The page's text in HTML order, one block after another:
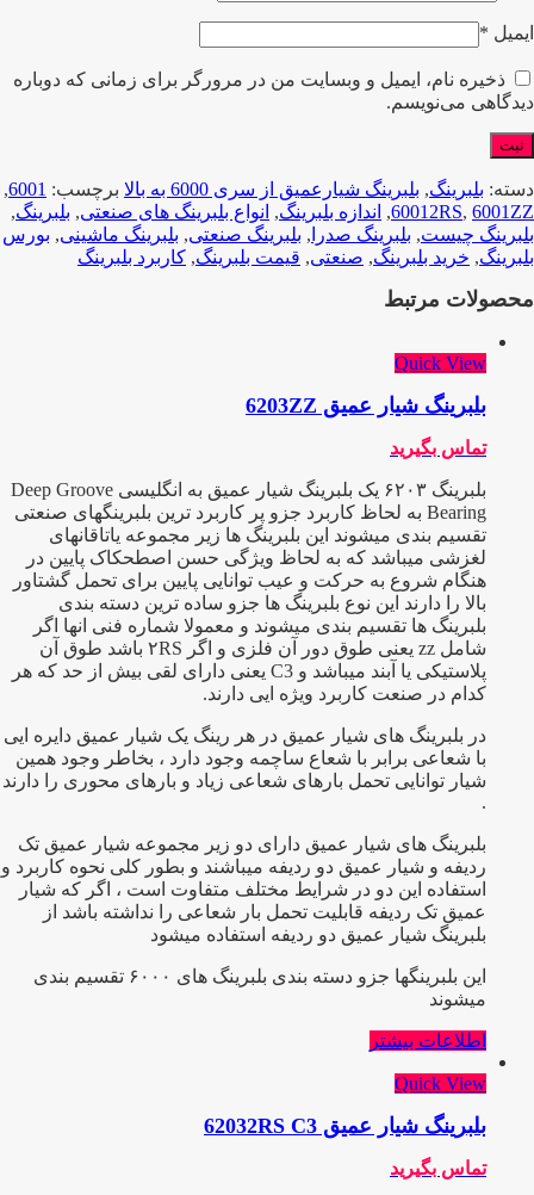
ایمیل *
ذخیره نام، ایمیل و وبسایت من در مرورگر برای زمانی که دوباره
دیدگاهی می‌نویسم.
دسته: بلبرینگ, بلبرینگ شیارعمیق از سری 6000 به بالا برچسب: 6001
,
60012RS, 6001ZZ
, اندازه بلبرینگ, انواع بلبرینگ های صنعتی, بلبرینگ,
بلبرینگ چیست, بلبرینگ صدرا , بلبرینگ صنعتی, بلبرینگ ماشینی, بورس
بلبرینگ, خرید بلبرینگ, صنعتی, قیمت بلبرینگ, کاربرد بلبرینگ
محصولات مرتبط
Quick View
بلبرینگ شیار عمیق 6203ZZ
تماس بگیرید
بلبرینگ ۶۲۰۳ یک بلبرینگ شیار عمیق به انگلیسی Deep Groove
Bearing به لحاظ کاربرد جزو پر کاربرد ترین بلبرینگهای صنعتی
تقسیم بندی میشوند این بلبرینگ ها زیر مجموعه یاتاقانهای
لغزشی میباشد که به لحاظ ویژگی حسن اصطحکاک پایین در
هنگام شروع به حرکت و عیب توانایی پایین برای تحمل گشتاور
بالا را دارند این نوع بلبرینگ ها جزو ساده ترین دسته بندی
بلبرینگ ها تقسیم بندی میشوند و معمولا شماره فنی انها اگر
شامل zz یعنی طوق دور آن فلزی و اگر ۲RS باشد طوق آن
پلاستیکی یا آبند میباشد و C3 یعنی دارای لقی بیش از حد که هر
کدام در صنعت کاربرد ویژه ایی دارند.
در بلبرینگ های شیار عمیق در هر رینگ یک شیار عمیق دایره ایی
با شعاعی برابر با شعاع ساچمه وجود دارد ، بخاطر وجود همین
شیار توانایی تحمل بارهای شعاعی زیاد و بارهای محوری را دارند
.
بلبرینگ های شیار عمیق دارای دو زیر مجموعه شیار عمیق تک
ردیفه و شیار عمیق دو ردیفه میباشند و بطور کلی نحوه کاربرد و
استفاده این دو در شرایط مختلف متفاوت است ، اگر که شیار
عمیق تک ردیفه قابلیت تحمل بار شعاعی را نداشته باشد از
بلبرینگ شیار عمیق دو ردیفه استفاده میشود
این بلبرینگها جزو دسته بندی بلبرینگ های ۶۰۰۰ تقسیم بندی
میشوند
اطلاعات بیشتر
Quick View
بلبرینگ شیار عمیق 62032RS C3
تماس بگیرید